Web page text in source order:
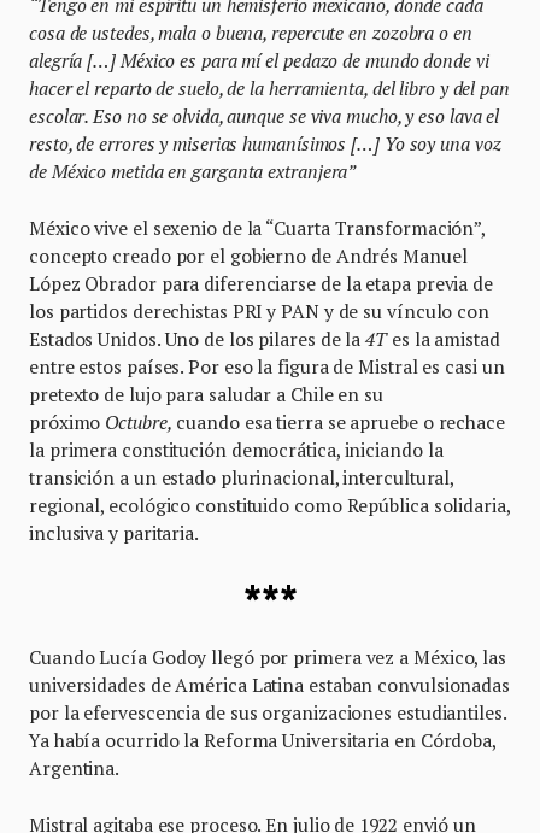
cosa de ustedes, mala o buena, repercute en zozobra o en
alegría […] México es para mí el pedazo de mundo donde vi
hacer el reparto de suelo, de la herramienta, del libro y del pan
escolar. Eso no se olvida, aunque se viva mucho, y eso lava el
resto, de errores y miserias humanísimos […] Yo soy una voz
de México metida en garganta extranjera”
México vive el sexenio de la “Cuarta Transformación”,
concepto creado por el gobierno de Andrés Manuel
López Obrador para diferenciarse de la etapa previa de
los partidos derechistas PRI y PAN y de su vínculo con
Estados Unidos. Uno de los pilares de la4Tes la amistad
entre estos países. Por eso la figura de Mistral es casi un
pretexto de lujo para saludar a Chile en su
próximo Octubre, cuando esa tierra se apruebe o rechace
la primera constitución democrática, iniciando la
transición a un estado plurinacional, intercultural,
regional, ecológico constituido como República solidaria,
inclusiva y paritaria.
***
Cuando Lucía Godoy llegó por primera vez a México, las
universidades de América Latina estaban convulsionadas
por la efervescencia de sus organizaciones estudiantiles.
Ya había ocurrido la Reforma Universitaria en Córdoba,
Argentina.
Mistral agitaba ese proceso. En julio de 1922 envió un